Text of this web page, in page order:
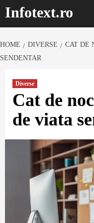
Sari
laInfotext.ro
HOME DIVERSE
CAT DE
SENDENTAR
Diverse
Cat de
de viata